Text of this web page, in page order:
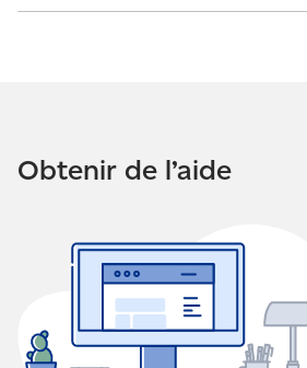
Obtenir de l’aide